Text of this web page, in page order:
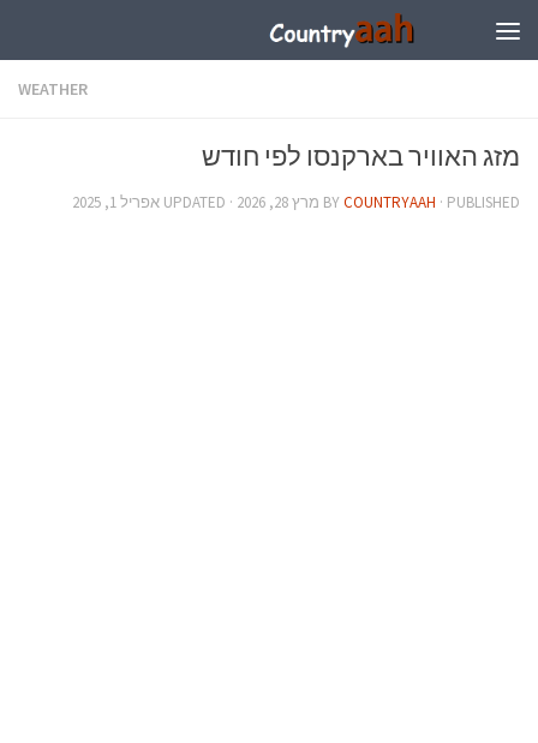
WEATHER
מזג האוויר בארקנסו לפי חודש
BYCOUNTRYAAH · PUBLISHED מרץ 28, 2026 · UPDATED אפריל 1, 2025